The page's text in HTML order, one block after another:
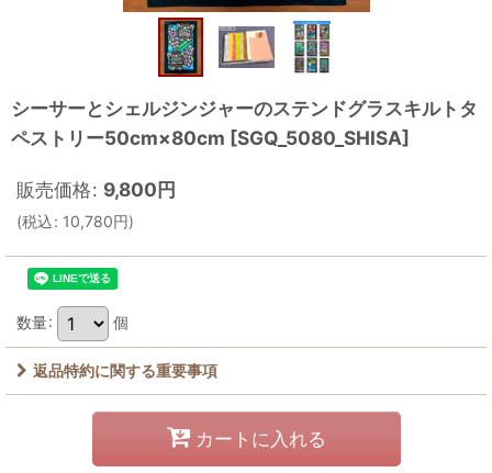
シーサーとシェルジンジャーのステンドグラスキルトタ
ペストリー50cm×80cm [SGQ_5080_SHISA]
販売価格: 9,800円
(税込: 10,780円)
数量: 個
返品特約に関する重要事項
カートに入れる